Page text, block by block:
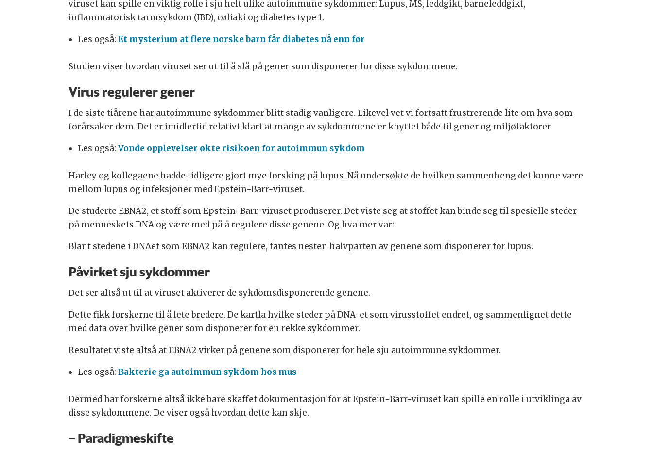
viruset kan spille en viktig rolle i sju helt ulike autoimmune sykdommer: Lupus, MS, leddgikt, barneleddgikt,
inflammatorisk tarmsykdom (IBD), cøliaki og diabetes type 1.
Les også: Et mysterium at flere norske barn får diabetes nå enn før
Studien viser hvordan viruset ser ut til å slå på gener som disponerer for disse sykdommene.
Virus regulerer gener
I de siste tiårene har autoimmune sykdommer blitt stadig vanligere. Likevel vet vi fortsatt frustrerende lite om hva som
forårsaker dem. Det er imidlertid relativt klart at mange av sykdommene er knyttet både til gener og miljøfaktorer.
Les også: Vonde opplevelser økte risikoen for autoimmun sykdom
Harley og kollegaene hadde tidligere gjort mye forsking på lupus. Nå undersøkte de hvilken sammenheng det kunne være
mellom lupus og infeksjoner med Epstein-Barr-viruset.
De studerte EBNA2, et stoff som Epstein-Barr-viruset produserer. Det viste seg at stoffet kan binde seg til spesielle steder
på menneskets DNA og være med på å regulere disse genene. Og hva mer var:
Blant stedene i DNAet som EBNA2 kan regulere, fantes nesten halvparten av genene som disponerer for lupus.
Påvirket sju sykdommer
Det ser altså ut til at viruset aktiverer de sykdomsdisponerende genene.
Dette fikk forskerne til å lete bredere. De kartla hvilke steder på DNA-et som virusstoffet endret, og sammenlignet dette
med data over hvilke gener som disponerer for en rekke sykdommer.
Resultatet viste altså at EBNA2 virker på genene som disponerer for hele sju autoimmune sykdommer.
Les også: Bakterie ga autoimmun sykdom hos mus
Dermed har forskerne altså ikke bare skaffet dokumentasjon for at Epstein-Barr-viruset kan spille en rolle i utviklinga av
disse sykdommene. De viser også hvordan dette kan skje.
– Paradigmeskifte